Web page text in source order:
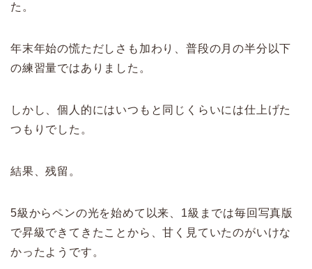
た。
年末年始の慌ただしさも加わり、普段の月の半分以下
の練習量ではありました。
しかし、個人的にはいつもと同じくらいには仕上げた
つもりでした。
結果、残留。
5級からペンの光を始めて以来、1級までは毎回写真版
で昇級できてきたことから、甘く見ていたのがいけな
かったようです。